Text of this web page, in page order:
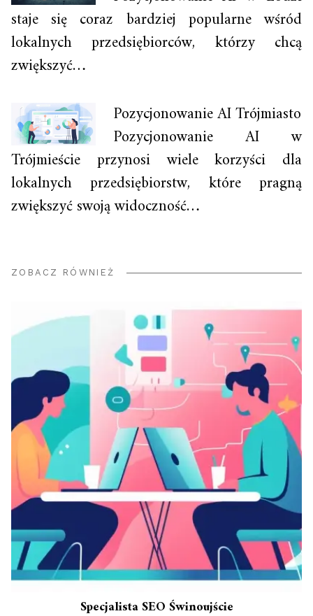
staje się coraz bardziej popularne wśród
lokalnych przedsiębiorców, którzy chcą
zwiększyć…
Pozycjonowanie AI Trójmiasto
Pozycjonowanie AI w
Trójmieście przynosi wiele korzyści dla
lokalnych przedsiębiorstw, które pragną
zwiększyć swoją widoczność…
ZOBACZ RÓWNIEŻ
Specjalista SEO Świnoujście